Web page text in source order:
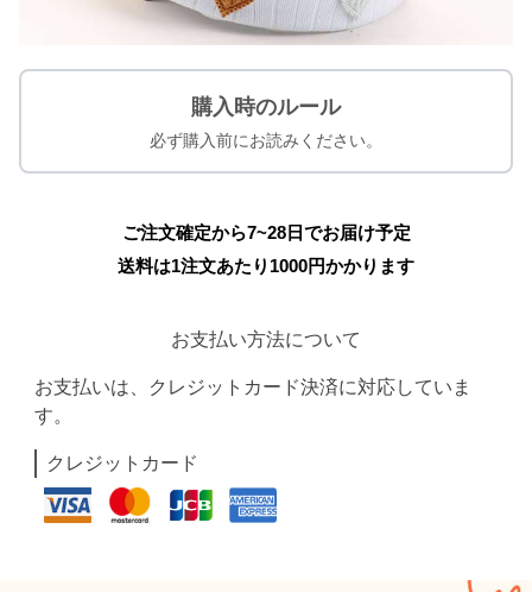
購入時のルール
必ず購入前にお読みください。
ご注文確定から7~28日でお届け予定
送料は1注文あたり 1000円かかります
お支払い方法について
お支払いは、クレジットカード決済に対応していま
す。
クレジットカード